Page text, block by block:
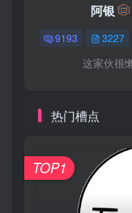
阿银
9193 3227
这家伙很
热门槽点
TOP1